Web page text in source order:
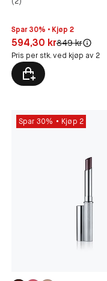
Spar 30% • Kjøp 2
Pris: 594,30 kr
594,30 krOriginal pris:
849 kr
Pris per stk. ved kjøp av 2
Spar 30% Kjøp 2